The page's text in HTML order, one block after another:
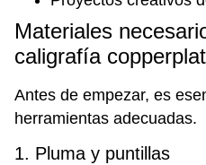
Materiales
caligrafía
Antes de empezar, es
herramientas adecuadas.
1. Pluma y puntillas